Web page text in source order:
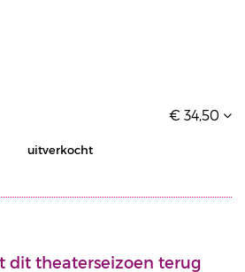
€ 34,50
uitverkocht
dit theaterseizoen terug